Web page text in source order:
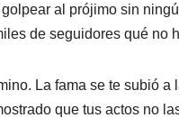
al prójimo sin
de seguidores qué no
La fama se te subió a
que tus actos no